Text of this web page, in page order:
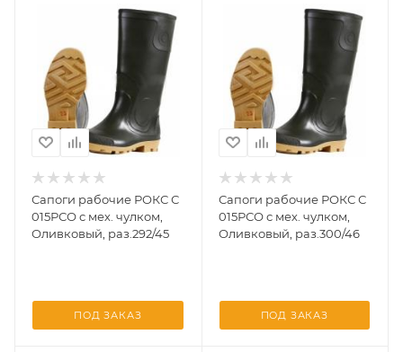
Сапоги рабочие РОКС С
015РСО с мех. чулком,
Оливковый, раз.292/45
ПОД ЗАКАЗ
Сапоги рабочие РОКС С
015РСО с мех. чулком,
Оливковый, раз.300/46
ПОД ЗАКАЗ